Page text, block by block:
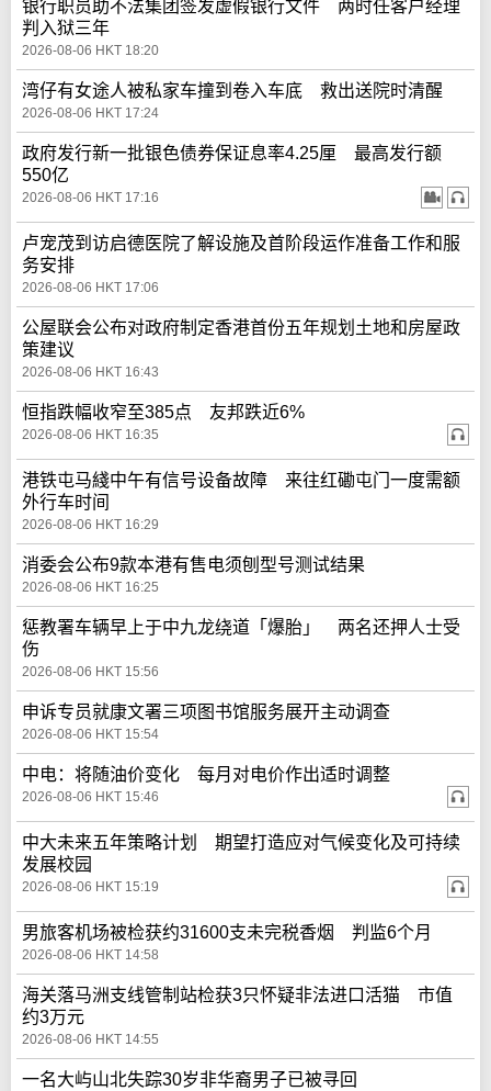
银行职员助不法集团签发虚假银行文件 两时任客户经理
判入狱三年
2026-08-06 HKT 18:20
湾仔有女途人被私家车撞到卷入车底 救出送院时清醒
2026-08-06 HKT 17:24
政府发行新一批银色债券保证息率4.25厘 最高发行额
550亿
2026-08-06 HKT 17:16
卢宠茂到访启德医院了解设施及首阶段运作准备工作和服
务安排
2026-08-06 HKT 17:06
公屋联会公布对政府制定香港首份五年规划土地和房屋政
策建议
2026-08-06 HKT 16:43
恒指跌幅收窄至385点 友邦跌近6%
2026-08-06 HKT 16:35
港铁屯马綫中午有信号设备故障 来往红磡屯门一度需额
外行车时间
2026-08-06 HKT 16:29
消委会公布9款本港有售电须刨型号测试结果
2026-08-06 HKT 16:25
惩教署车辆早上于中九龙绕道「爆胎」 两名还押人士受
伤
2026-08-06 HKT 15:56
申诉专员就康文署三项图书馆服务展开主动调查
2026-08-06 HKT 15:54
中电：将随油价变化 每月对电价作出适时调整
2026-08-06 HKT 15:46
中大未来五年策略计划 期望打造应对气候变化及可持续
发展校园
2026-08-06 HKT 15:19
男旅客机场被检获约31600支未完税香烟 判监6个月
2026-08-06 HKT 14:58
海关落马洲支线管制站检获3只怀疑非法进口活猫 市值
约3万元
2026-08-06 HKT 14:55
一名大屿山北失踪30岁非华裔男子已被寻回